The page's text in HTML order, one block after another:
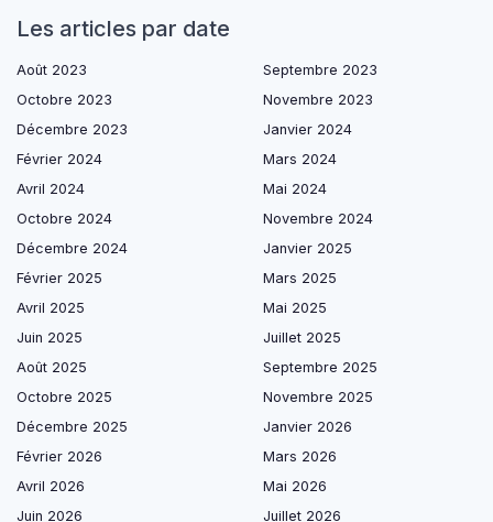
Les articles par date
Août 2023
Septembre 2023
Octobre 2023
Novembre 2023
Décembre 2023
Janvier 2024
Février 2024
Mars 2024
Avril 2024
Mai 2024
Octobre 2024
Novembre 2024
Décembre 2024
Janvier 2025
Février 2025
Mars 2025
Avril 2025
Mai 2025
Juin 2025
Juillet 2025
Août 2025
Septembre 2025
Octobre 2025
Novembre 2025
Décembre 2025
Janvier 2026
Février 2026
Mars 2026
Avril 2026
Mai 2026
Juin 2026
Juillet 2026